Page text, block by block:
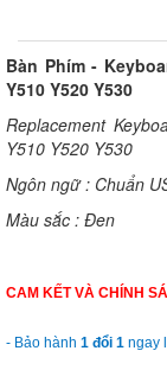
Bàn Phím -
Y510 Y520 Y530
Replacement
Y510 Y520 Y530
Ngôn ngữ : Chuẩn
Màu sắc : Đen
CAM KẾT VÀ CHÍNH
- Bảo hành 1 đổi 1 ngay